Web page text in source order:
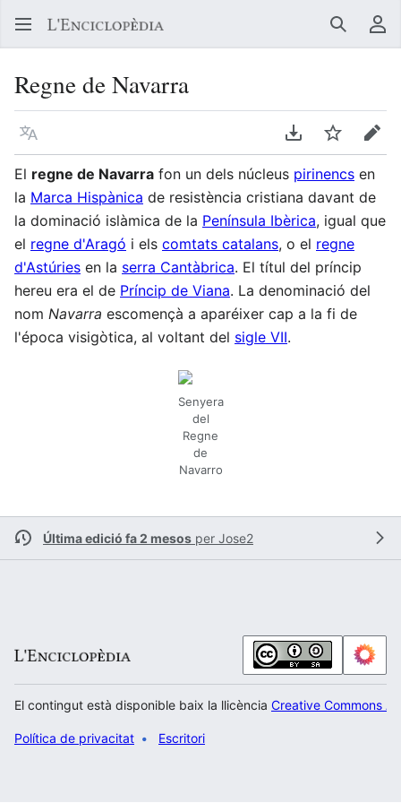
Buscar
Regne de Navarra
Llegir en un atre idioma Descarregar en
Vigilar
El regne de Navarra fon un dels núcleus pirinencs en
la Marca Hispànica de resistència cristiana davant de
la dominació islàmica de la Península Ibèrica, igual que
el regne d'Aragó i els comtats catalans, o el regne
d'Astúries en la serra Cantàbrica. El títul del príncip
hereu era el de Príncip de Viana. La denominació del
nom Navarra escomençà a aparéixer cap a la fi de
l'época visigòtica, al voltant del sigle VII.
Senyera
del
Regne
de
Navarro
Última edició fa 2 mesos per Jose2
El contingut està disponible baix la llicència Creative Commons
Política de privacitat Escritori